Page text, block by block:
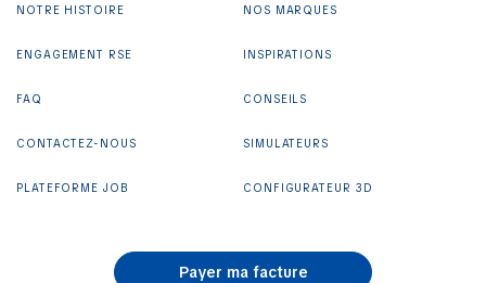
NOTRE HISTOIRE
ENGAGEMENT RSE
FAQ
CONTACTEZ-NOUS
PLATEFORME JOB
NOS MARQUES
INSPIRATIONS
CONSEILS
SIMULATEURS
CONFIGURATEUR 3D
Payer ma facture